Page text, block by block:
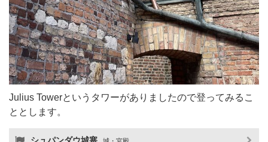
Julius Towerというタワーがありましたので登ってみるこ
ととします。